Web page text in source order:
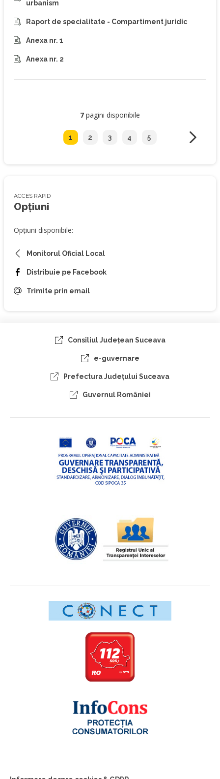
urbanism
Raport de specialitate - Compartiment juridic
Anexa nr. 1
Anexa nr. 2
7 pagini disponibile
1 2 3 4 5
ACCES RAPID
Opțiuni
Opțiuni disponibile:
Monitorul Oficial Local
Distribuie pe Facebook
Trimite prin email
Consiliul Judeţean Suceava
e-guvernare
Prefectura Judeţului Suceava
Guvernul României